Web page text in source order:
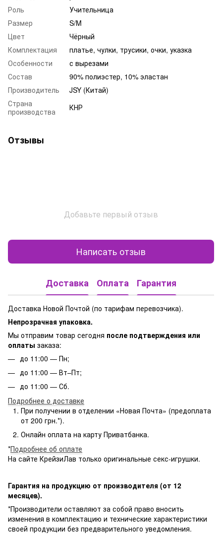
Роль
Учительница
Размер
S/M
Цвет
Чёрный
Комплектация
платье, чулки, трусики, очки, указка
Особенности
с вырезами
Состав
90% полиэстер, 10% эластан
Производитель
JSY (Китай)
Страна
производства
КНР
Отзывы
Добавьте первый отзыв
Написать отзыв
Доставка Оплата Гарантия
Доставка Новой Почтой (по тарифам перевозчика).
Непрозрачная упаковка.
Мы отправим товар сегодня после подтверждения или
оплаты заказа:
до 11:00 — Пн;
до 11:00 — Вт–Пт;
до 11:00 — Сб.
Подробнее о доставке
При получении в отделении «Новая Почта» (предоплата
от 200 грн.*).
Онлайн оплата на карту Приватбанка.
*Подробнее об оплате
На сайте КрейзиЛав только оригинальные секс-игрушки.
Гарантия на продукцию от производителя (от 12
месяцев).
*Производители оставляют за собой право вносить
изменения в комплектацию и технические характеристики
своей продукции без предварительного уведомления.